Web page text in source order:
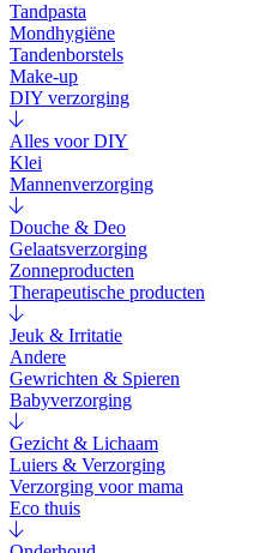
Tandpasta
Mondhygiëne
Tandenborstels
Make-up
DIY verzorging
Alles voor DIY
Klei
Mannenverzorging
Douche & Deo
Gelaatsverzorging
Zonneproducten
Therapeutische producten
Jeuk & Irritatie
Andere
Gewrichten & Spieren
Babyverzorging
Gezicht & Lichaam
Luiers & Verzorging
Verzorging voor mama
Eco thuis